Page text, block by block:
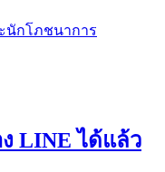
นักโภชนาการ
LINE ได้แล้ว